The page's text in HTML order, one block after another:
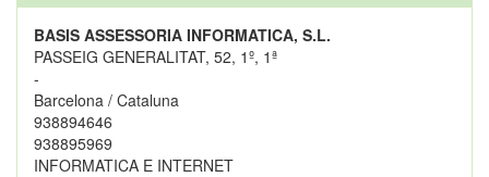
BASIS ASSESSORIA INFORMATICA, S.L.
PASSEIG GENERALITAT, 52, 1º, 1ª
-
Barcelona / Cataluna
938894646
938895969
INFORMATICA E INTERNET